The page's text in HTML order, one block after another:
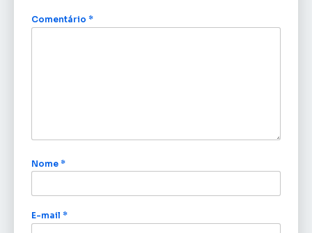
Comentário *
Nome *
E-mail *